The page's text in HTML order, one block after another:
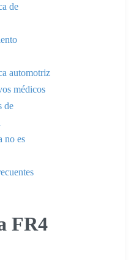
de
automotriz
médicos
de
no es
FR4